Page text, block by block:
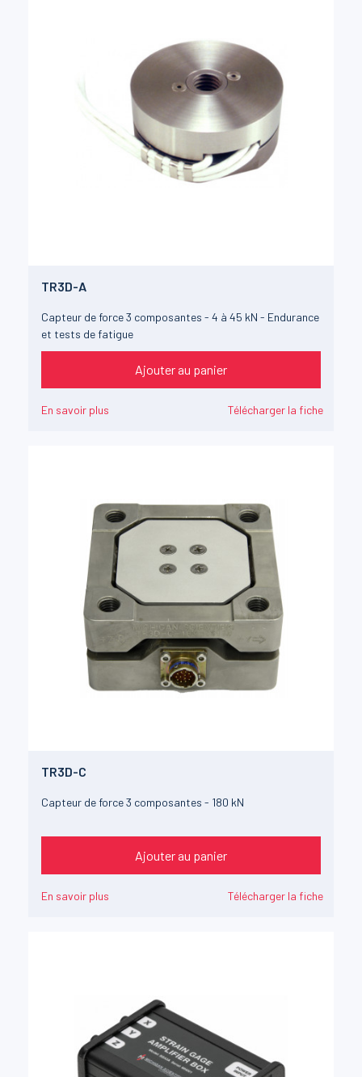
TR3D-A
Capteur de force 3 composantes - 4 à 45 kN - Endurance
et tests de fatigue
Ajouter au panier
En savoir plus Télécharger la fiche
TR3D-C
Capteur de force 3 composantes - 180 kN
Ajouter au panier
En savoir plus Télécharger la fiche